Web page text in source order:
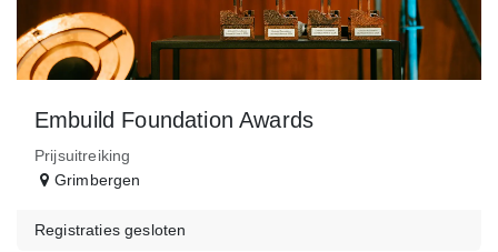
Embuild Foundation Awards
Prijsuitreiking
Grimbergen
Registraties gesloten